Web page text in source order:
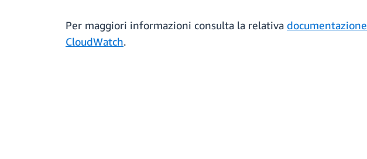
Per maggiori informazioni consulta la relativa documentazione
CloudWatch.